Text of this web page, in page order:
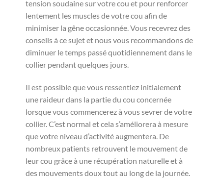
tension soudaine sur votre cou et pour renforcer
lentement les muscles de votre cou afin de
minimiser la gêne occasionnée. Vous recevrez des
conseils à ce sujet et nous vous recommandons de
diminuer le temps passé quotidiennement dans le
collier pendant quelques jours.
Il est possible que vous ressentiez initialement
une raideur dans la partie du cou concernée
lorsque vous commencerez à vous sevrer de votre
collier. C’est normal et cela s’améliorera à mesure
que votre niveau d’activité augmentera. De
nombreux patients retrouvent le mouvement de
leur cou grâce à une récupération naturelle et à
des mouvements doux tout au long de la journée.